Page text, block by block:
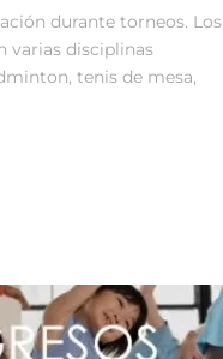
durante torneos. Los
varias disciplinas
tenis de mesa,